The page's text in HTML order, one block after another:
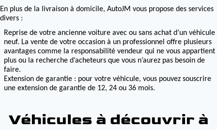
En plus de la livraison à domicile, AutoJM vous propose des services
divers :
Reprise de votre ancienne voiture avec ou sans achat d’un véhicule
neuf. La vente de votre occasion à un professionnel offre plusieurs
avantages comme la responsabilité vendeur qui ne vous appartient
plus ou la recherche d’acheteurs que vous n’aurez pas besoin de
faire.
Extension de garantie : pour votre véhicule, vous pouvez souscrire
une extension de garantie de 12, 24 ou 36 mois.
Véhicules à découvrir à